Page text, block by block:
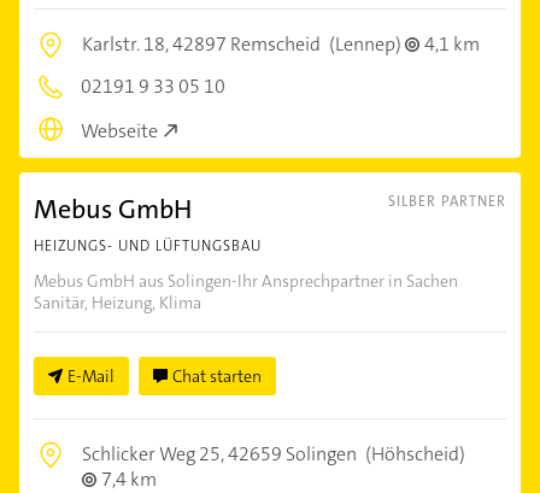
Karlstr. 18,42897 Remscheid (Lennep)
4,1 km
02191 9 33 05 10
Webseite
SILBER PARTNER
Mebus GmbH
HEIZUNGS- UND LÜFTUNGSBAU
Mebus GmbH aus Solingen-Ihr Ansprechpartner in Sachen
Sanitär, Heizung, Klima
E-Mail Chat starten
Schlicker Weg 25,42659 Solingen (Höhscheid)
7,4 km